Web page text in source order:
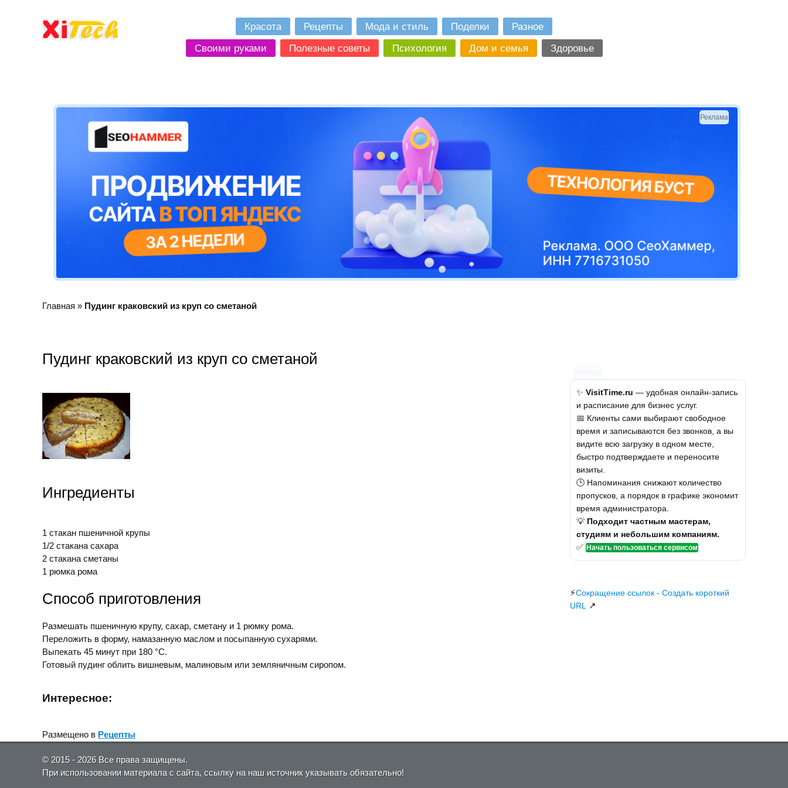
Красота Рецепты Мода и стиль Поделки
Разное
Своими руками
Полезные советы Психология Дом и семья Здоровье
Реклама
Главная » Пудинг краковский из круп со сметаной
Пудинг краковский из круп со сметаной
Ингредиенты
1 стакан пшеничной крупы
1/2 стакана сахара
2 стакана сметаны
1 рюмка рома
Способ приготовления
Размешать пшеничную крупу, сахар, сметану и 1 рюмку рома.
Переложить в форму, намазанную маслом и посыпанную сухарями.
Выпекать 45 минут при 180 °С.
Готовый пудинг облить вишневым, малиновым или земляничным сиропом.
Интересное:
Размещено в Рецепты
✨ VisitTime.ru — удобная онлайн-запись
и расписание для бизнес услуг.
📅 Клиенты сами выбирают свободное
время и записываются без звонков, а вы
видите всю загрузку в одном месте,
быстро подтверждаете и переносите
визиты.
🕒 Напоминания снижают количество
пропусков, а порядок в графике экономит
время администратора.
💡 Подходит частным мастерам,
студиям и небольшим компаниям.
✅ Начать пользоваться сервисом
⚡Сокращение ссылок - Создать короткий
URL
↗
© 2015 - 2026 Все права защищены.
При использовании материала с сайта, ссылку на наш источник указывать обязательно!